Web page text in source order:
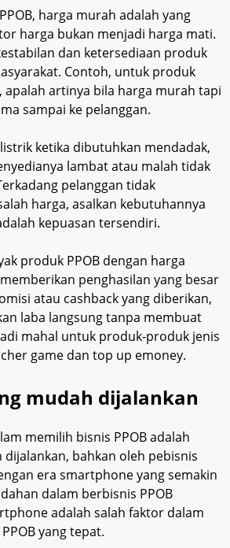
harga murah adalah yang
harga bukan menjadi harga mati.
dan ketersediaan produk
Contoh, untuk produk
artinya bila harga murah tapi
sampai ke pelanggan.
ketika dibutuhkan mendadak,
lambat atau malah tidak
pelanggan tidak
harga, asalkan kebutuhannya
kepuasan tersendiri.
produk PPOB dengan harga
penghasilan yang besar
atau cashback yang diberikan,
laba langsung tanpa membuat
mahal untuk produk-produk jenis
game dan top up emoney.
mudah dijalankan
memilih bisnis PPOB adalah
bahkan oleh pebisnis
era smartphone yang semakin
dalam berbisnis PPOB
adalah salah faktor dalam
yang tepat.